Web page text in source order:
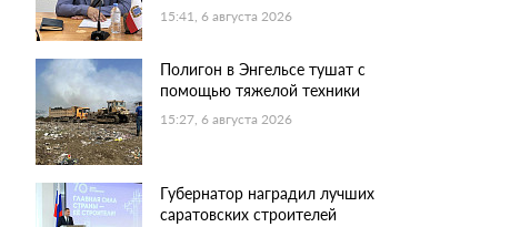
15:41, 6 августа 2026
Полигон в Энгельсе тушат с
помощью тяжелой техники
15:27, 6 августа 2026
Губернатор наградил лучших
саратовских строителей